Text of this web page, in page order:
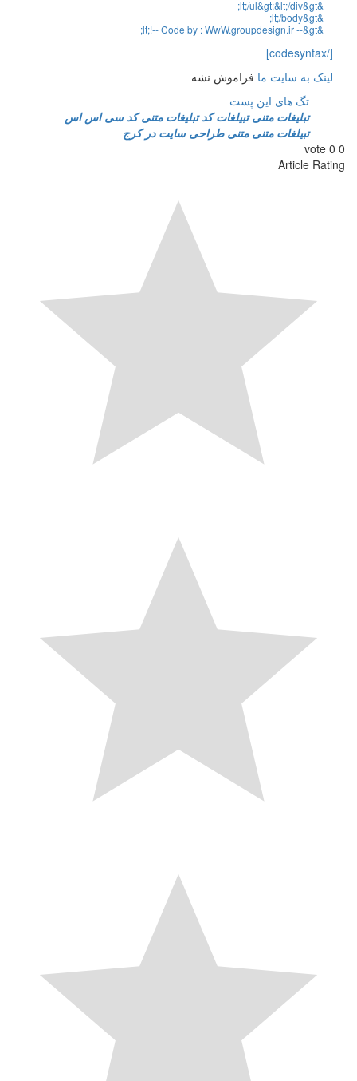
&
lt;/ul&gt;&lt;/div&gt
;
&
lt;/body&gt
;
&
lt;!--Codeby :WwW.groupdesign.ir--&gt
;
[/codesyntax]
لینک به سایت ما فراموش نشه
تگ های این پست
تبلیغات متنی تبیلغات کد تبلیغات متنی کد سی اس اس
تبیلغات متنی متنی طراحی سایت در کرج
0
0
vote
Article Rating